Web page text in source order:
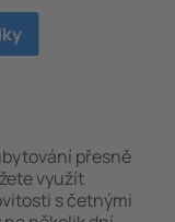
přesně
využít
s četnými